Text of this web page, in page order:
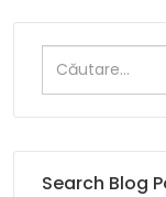
Search Blog